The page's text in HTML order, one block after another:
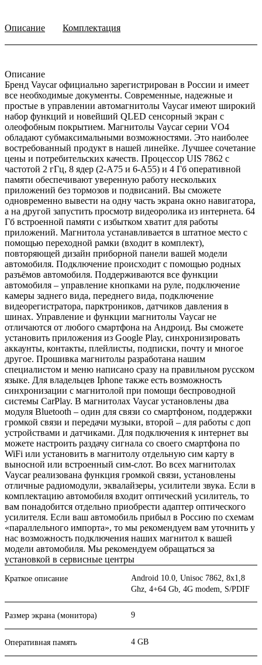
Описание Комплектация
Описание
Бренд Vaycar официально зарегистрирован в России и имеет
все необходимые документы. Современные, надежные и
простые в управлении автомагнитолы Vaycar имеют широкий
набор функций и новейший QLED сенсорный экран с
олеофобным покрытием. Магнитолы Vaycar серии VО4
обладают субмаксимальными возможностями. Это наиболее
востребованный продукт в нашей линейке. Лучшее сочетание
цены и потребительских качеств. Процессор UIS 7862 с
частотой 2 гГц, 8 ядер (2-А75 и 6-А55) и 4 Гб оперативной
памяти обеспечивают уверенную работу нескольких
приложений без тормозов и подвисаний. Вы сможете
одновременно вывести на одну часть экрана окно навигатора,
а на другой запустить просмотр видеоролика из интернета. 64
Гб встроенной памяти с избытком хватит для работы
приложений. Магнитола устанавливается в штатное место с
помощью переходной рамки (входит в комплект),
повторяющей дизайн приборной панели вашей модели
автомобиля. Подключение происходит с помощью родных
разъёмов автомобиля. Поддерживаются все функции
автомобиля – управление кнопками на руле, подключение
камеры заднего вида, переднего вида, подключение
видеорегистратора, парктроников, датчиков давления в
шинах. Управление и функции магнитолы Vaycar не
отличаются от любого смартфона на Андроид. Вы сможете
установить приложения из Google Play, синхронизировать
аккаунты, контакты, плейлисты, подписки, почту и многое
другое. Прошивка магнитолы разработана нашим
специалистом и меню написано сразу на правильном русском
языке. Для владельцев Iphone также есть возможность
синхронизации с магнитолой при помощи беспроводной
системы CarPlay. В магнитолах Vaycar установлены два
модуля Bluetooth – один для связи со смартфоном, поддержки
громкой связи и передачи музыки, второй – для работы с доп
устройствами и датчиками. Для подключения к интернет вы
можете настроить раздачу сигнала со своего смартфона по
WiFi или установить в магнитолу отдельную сим карту в
выносной или встроенный сим-слот. Во всех магнитолах
Vaycar реализована функция громкой связи, установлены
отличные радиомодули, эквалайзеры, усилители звука. Если в
комплектацию автомобиля входит оптический усилитель, то
вам понадобится отдельно приобрести адаптер оптического
усилителя. Если ваш автомобиль прибыл в Россию по схемам
«параллельного импорта», то мы рекомендуем вам уточнить у
нас возможность подключения наших магнитол к вашей
модели автомобиля. Мы рекомендуем обращаться за
установкой в сервисные центры
Краткое описание
Android 10.0, Unisoc 7862, 8х1,8
Ghz, 4+64 Gb, 4G modem, S/PDIF
Размер экрана (монитора) 9
Оперативная память 4 GB